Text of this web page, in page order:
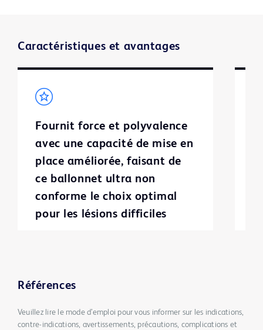
Caractéristiques et avantages
Fournit force et polyvalence
avec une capacité de mise en
place améliorée, faisant de
ce ballonnet ultra non
conforme le choix optimal
pour les lésions difficiles
Références
Veuillez lire le mode d’emploi pour vous informer sur les indications,
contre-indications, avertissements, précautions, complications et